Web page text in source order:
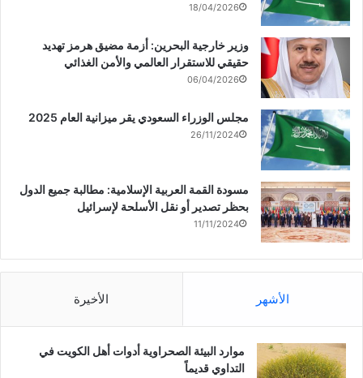
18/04/2026
وزير خارجية البحرين: أزمة مضيق هرمز تهديد
حقيقي للاستقرار العالمي والأمن الغذائي
06/04/2026
مجلس الوزراء السعودي يقر ميزانية العام 2025
26/11/2024
مسودة القمة العربية الإسلامية: مطالبة جميع الدول
بحظر تصدير أو نقل الأسلحة لإسرائيل
11/11/2024
الأشهر الأخيرة
موارد البيئة الصحراوية أدوات أهل الكويت في
التداوي قديماً